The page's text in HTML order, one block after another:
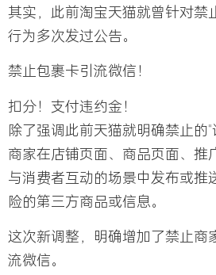
其实，此前淘宝天猫就曾针对禁
行为多次发过公告。
禁止包裹卡引流微信！
扣分！支付违约金！
除了强调此前天猫就明确禁止的
商家在店铺页面、商品页面、推
与消费者互动的场景中发布或推
险的第三方商品或信息。
这次新调整，明确增加了禁止商
流微信。